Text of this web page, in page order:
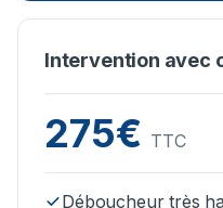
Intervention avec
275€ TTC
Déboucheur très